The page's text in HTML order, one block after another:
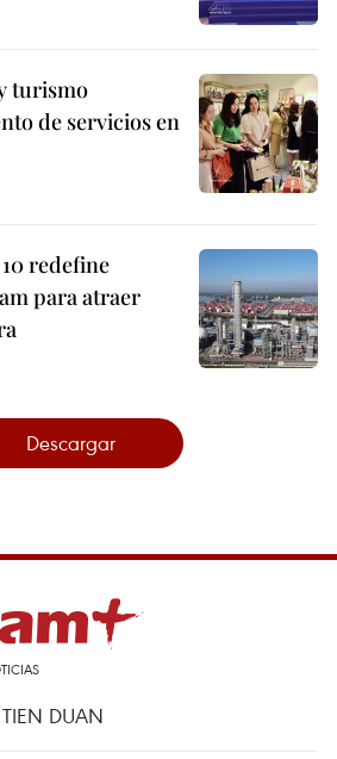
turismo
de servicios en
redefine
para atraer
Descargar
DUAN